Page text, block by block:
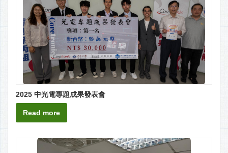
2025 中光電專題成果發表會
Read more